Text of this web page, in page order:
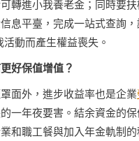
轉進小我養老金；同時要扶
息平臺，完成一站式查詢，
活動而產生權益喪失。
好保值增值？
面外，進步收益率也是企業
一年夜要害。結余資金的保
和職工餐與加入年金軌制的